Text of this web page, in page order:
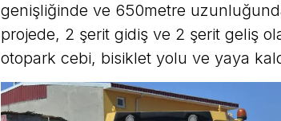
genişliğinde ve 650metre
projede, 2 şerit gidiş ve 2 şerit geliş
otopark cebi, bisiklet yolu ve yaya